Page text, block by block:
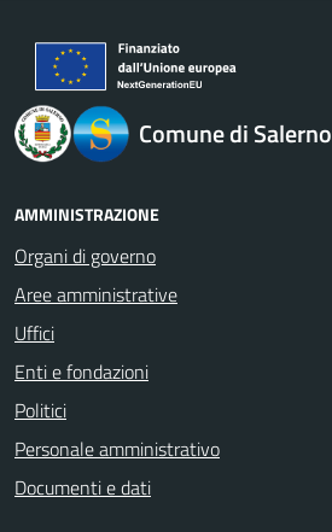
logo Unione Europea
Comune di Salerno
AMMINISTRAZIONE
Organi di governo
Aree amministrative
Uffici
Enti e fondazioni
Politici
Personale amministrativo
Documenti e dati